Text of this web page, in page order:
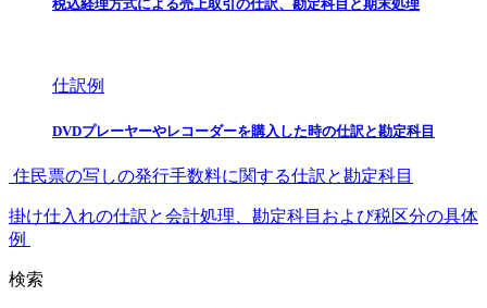
税込経理方式による売上取引の仕訳、勘定科目と期末処理
仕訳例
DVDプレーヤーやレコーダーを購入した時の仕訳と勘定科目
住民票の写しの発行手数料に関する仕訳と勘定科目
掛け仕入れの仕訳と会計処理、勘定科目および税区分の具体
例
検索